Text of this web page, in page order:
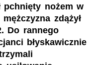
pchnięty nożem w
zdążył
Do rannego
błyskawicznie